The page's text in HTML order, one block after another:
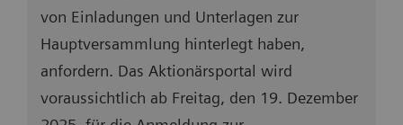
von Einladungen und Unterlagen zur
Hauptversammlung hinterlegt haben,
anfordern. Das Aktionärsportal wird
voraussichtlich ab Freitag, den 19. Dezember